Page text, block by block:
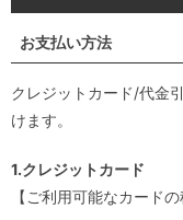
お支払い方法
クレジットカード/代金
けます。
1.クレジットカード
【ご利用可能なカードの